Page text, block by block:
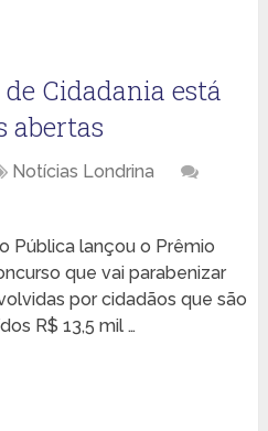
Cidadania está
abertas
Notícias Londrina
Pública lançou o Prêmio
que vai parabenizar
por cidadãos que são
R$ 13,5 mil …